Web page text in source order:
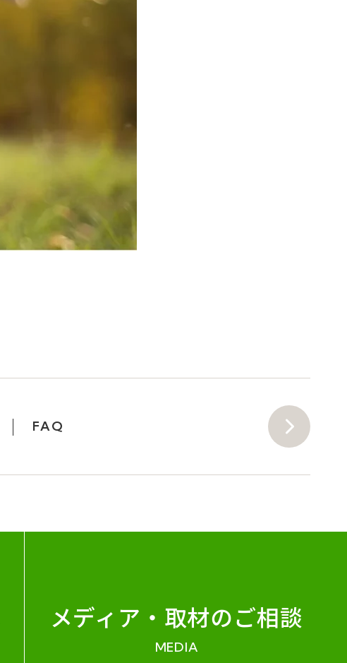
FAQ
メディア・ 取材のご相談
MEDIA